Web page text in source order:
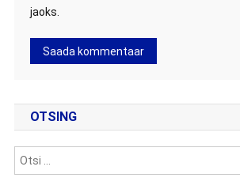
jaoks.
OTSING